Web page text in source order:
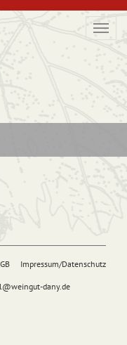
Impressum/Datenschutz
weingut-dany.de